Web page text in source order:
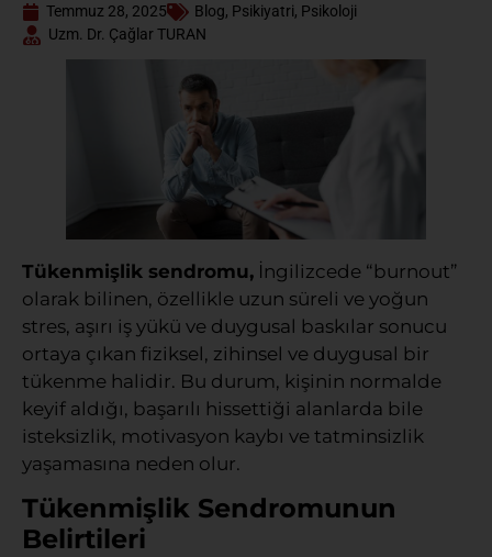
Temmuz 28, 2025 Blog, Psikiyatri, Psikoloji
Uzm. Dr. Çağlar TURAN
Tükenmişlik sendromu, İngilizcede “burnout”
olarak bilinen, özellikle uzun süreli ve yoğun
stres, aşırı iş yükü ve duygusal baskılar sonucu
ortaya çıkan fiziksel, zihinsel ve duygusal bir
tükenme halidir. Bu durum, kişinin normalde
keyif aldığı, başarılı hissettiği alanlarda bile
isteksizlik, motivasyon kaybı ve tatminsizlik
yaşamasına neden olur.
Tükenmişlik Sendromunun
Belirtileri